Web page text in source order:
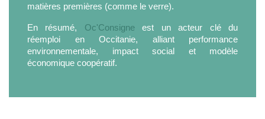
matières premières (comme le verre).
En résumé, Oc'Consigneest un acteur clé du
réemploi en Occitanie, alliant performance
environnementale, impact social et modèle
économique coopératif.